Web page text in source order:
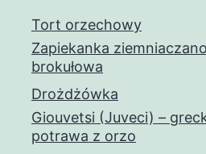
Tort orzechowy
Zapiekanka
brokułowa
Drożdżówka
Giouvetsi (Juveci) –
potrawa z orzo